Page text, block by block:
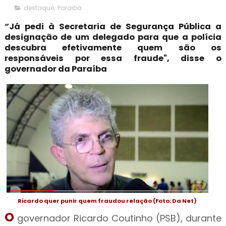
destaque, Paraiba
“Já pedi à Secretaria de Segurança Pública a
designação de um delegado para que a polícia
descubra efetivamente quem são os
responsáveis por essa fraude", disse o
governador da Paraíba
Ricardo quer punir quem fraudou relação (Foto: Da Net)
Ogovernador Ricardo Coutinho (PSB), durante